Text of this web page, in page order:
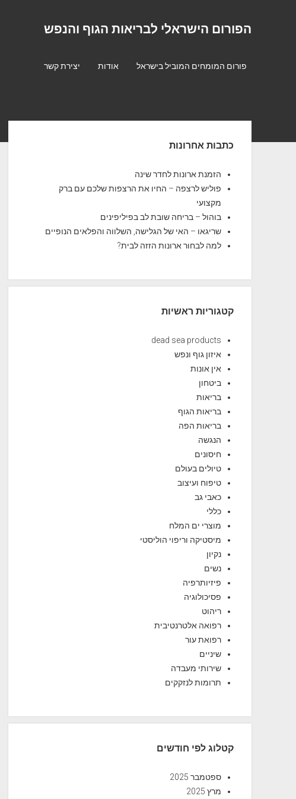
הפורום הישראלי לבריאות הגוף והנפש
פורום המומחים המוביל בישראל אודות יצירת קשר
כתבות אחרונות
הזמנת ארונות לחדר שינה
פוליש לרצפה – החיו את הרצפות שלכם עם ברק
מקצועי
בוהול – בריחה שובת לב בפיליפינים
שריגאו – האי של הגלישה, השלווה והפלאים הנופיים
למה לבחור ארונות הזזה לבית?
קטגוריות ראשיות
dead sea products
איזון גוף ונפש
אין אונות
ביטחון
בריאות
בריאות הגוף
בריאות הפה
הנגשה
חיסונים
טיולים בעולם
טיפוח ועיצוב
כאבי גב
כללי
מוצרי ים המלח
מיסטיקה וריפוי הוליסטי
נקיון
נשים
פיזיותרפיה
פסיכולוגיה
ריהוט
רפואה אלטרנטיבית
רפואת עור
שיניים
שירותי מעבדה
תרומות לנזקקים
קטלוג לפי חודשים
ספטמבר 2025
מרץ 2025